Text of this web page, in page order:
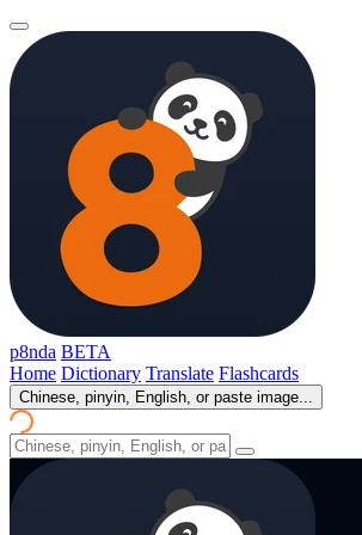
p8nda BETA
Home Dictionary Translate Flashcards
Chinese, pinyin, English, or paste image...